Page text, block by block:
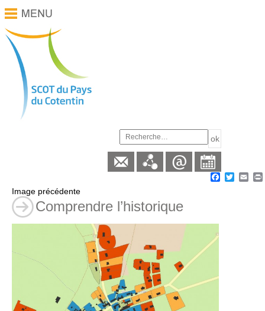
Facebook
Twitter
Image précédente
Comprendre l’historique